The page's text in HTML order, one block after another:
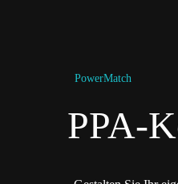
PowerMatch
PPA-